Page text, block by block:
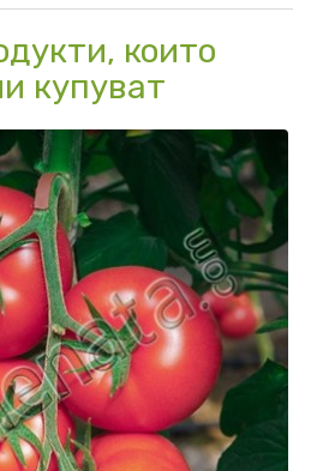
които
купуват